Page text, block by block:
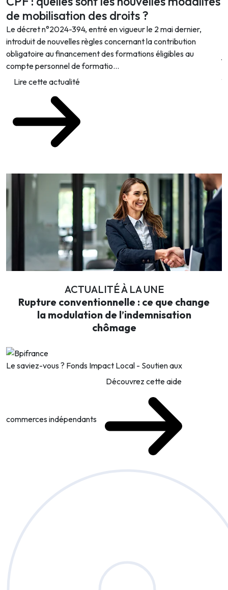
de mobilisation des droits ?
Le décret n°2024-394, entré en vigueur le 2 mai dernier,
introduit de nouvelles règles concernant la contribution
obligatoire au financement des formations éligibles au
compte personnel de formatio...
Lire cette actualité
ACTUALITÉ À LA UNE
Rupture conventionnelle : ce que change
la modulation de l’indemnisation
chômage
Le saviez-vous ? Fonds Impact Local - Soutien aux
commerces indépendants
Découvrez cette aide